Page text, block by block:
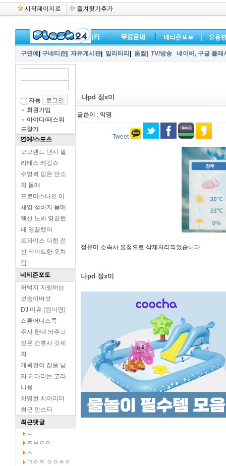
시작페이지로 즐겨찾기추가
구연예 구네티즌 자유게시판| 밀리터리 움짤| TV/방송 네이버, 구글 플
자동
회원가입
아이디/패스워
드찾기
연예/스포츠
모모랜드 낸시 필
라테스 레깅스
수영복 입은 안소
희 몸매
프로미스나인 이
채영 청바지 몸매
엑신 노바 영끌했
네 영끌했어
트와이스 다현 전
신 타이트한 옷차
림
네티즌포토
허벅지 자랑하는
보송이버섯
DJ 미유 (원미령)
스튜어디스룩
주사 한대 놔주고
싶은 간호사 갓세
희
개목걸이 잡을 남
자 기다리는 고라
니율
차영현 치어리더
최근 인스타
최근댓글
ㄴ
ㅈㅂㅇㅇ
ㅅ
ㄱㅇㅈ ㅇㅇㅊㅇ
나pd 정x미
글쓴이 : 익명
Tweet
정유미 소속사 요청으로 삭제처리되었습니다
나pd 정x미